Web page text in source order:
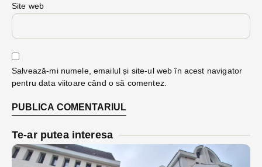
Site web
Salvează-mi numele, emailul și site-ul web în acest navigator
pentru data viitoare când o să comentez.
Te-ar putea interesa